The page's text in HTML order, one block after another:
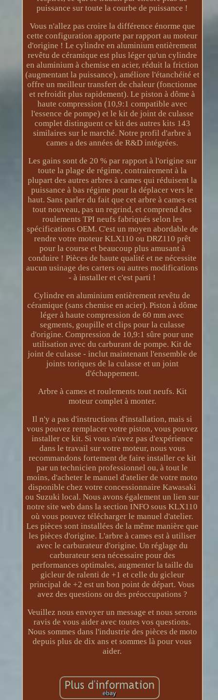
puissance sur toute la courbe de puissance !
Vous n'allez pas croire la différence énorme que
cette configuration apporte par rapport au moteur
d'origine ! Le cylindre en aluminium entièrement
revêtu de céramique est plus léger qu'un cylindre
en aluminium à chemise en acier, réduit la friction
(augmentant la puissance), améliore l'étanchéité et
offre un meilleur transfert de chaleur (fonctionne
et refroidit plus rapidement). Le piston à dôme à
haute compression (10,9:1 compatible avec
l'essence de pompe) et le kit de joint de culasse
complet distinguent ce kit des autres kits 143
similaires sur le marché. Notre profil d'arbre à
cames a des années de R&D intégrées.
Les gains sont de 20 % par rapport à l'origine sur
toute la plage de régime, contrairement à la
plupart des autres arbres à cames qui réduisent la
puissance à bas régime pour la déplacer vers le
haut. Sans parler du fait que cet arbre à cames est
tout nouveau, pas un regrind, et comprend des
roulements TPI neufs fabriqués selon les
spécifications OEM. C'est un moyen abordable de
rendre votre moteur KLX110 ou DRZ110 prêt
pour la course et beaucoup plus amusant à
conduire ! Pièces de haute qualité et ne nécessite
aucun usinage des carters ou autres modifications
- à installer et c'est parti !
Cylindre en aluminium entièrement revêtu de
céramique (sans chemise en acier). Piston à dôme
léger à haute compression de 60 mm avec
segments, goupille et clips pour la culasse
d'origine. Compression de 10,9:1 sûre pour une
utilisation avec du carburant de pompe. Kit de
joint de culasse - inclut maintenant l'ensemble de
joints toriques de la culasse et un joint
d'échappement.
Arbre à cames et roulements tout neufs. Kit
moteur complet à monter.
Il n'y a pas d'instructions d'installation, mais si
vous pouvez remplacer votre piston, vous pouvez
installer ce kit. Si vous n'avez pas d'expérience
dans le travail sur votre moteur, nous vous
recommandons fortement de faire installer ce kit
par un technicien professionnel ou, à tout le
moins, d'acheter le manuel d'atelier de votre moto
disponible chez votre concessionnaire Kawasaki
ou Suzuki local. Nous avons également un lien sur
notre site web dans la section INFO sous KLX110
où vous pouvez télécharger le manuel d'atelier.
Les pièces sont installées de la même manière que
les pièces d'origine. L'arbre à cames est à utiliser
avec le carburateur d'origine. Un réglage du
carburateur sera nécessaire pour des
performances optimales, augmenter la taille du
gicleur de ralenti de +1 et celle du gicleur
principal de +2 est un bon point de départ. Vous
avez des questions ou des préoccupations ?
Veuillez nous envoyer un message et nous serons
ravis de vous aider avec toutes vos questions.
Nous sommes dans l'industrie des pièces de moto
depuis plus de dix ans et sommes là pour vous
aider.